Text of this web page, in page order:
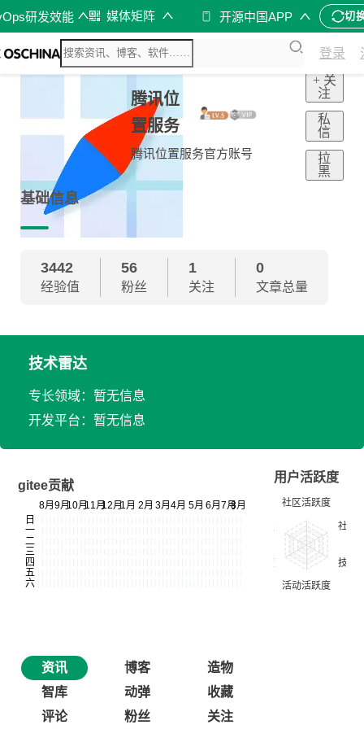
研发效能 媒体矩阵 开源中国APP 切
登录
腾讯位
置服务
腾讯位置服务官方账号
+ 关
注
私
信
拉
黑
基础信息
3442
经验值
56
粉丝
1
关注
0
文章总量
技术雷达
专长领域：暂无信息
开发平台：暂无信息
gitee贡献
用户活跃度
资讯 博客
造物
智库
动弹
收藏
评论
粉丝 关注